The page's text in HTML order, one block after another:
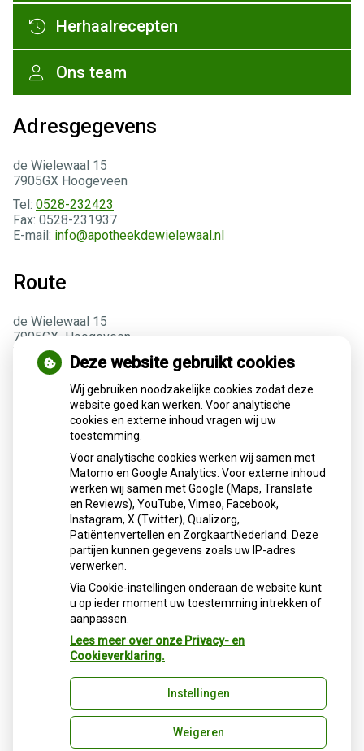
Route
de Wielewaal 15
7905GX Hoogeveen
Tel:0528-232423
E-mail:info@apotheekdewielewaal.nl
Plattegrond
Klik hier voor eenroutebeschrijving met plattegrond.
U heeft geen toestemming gegeven voor
externe inhouddie nodig is om dit te
zien.
Herhaalrecepten
Ons team
Adresgegevens
de Wielewaal 15
7905GX Hoogeveen
Tel: 0528-232423
Fax: 0528-231937
E-mail: info@apotheekdewielewaal.nl
Uw Zorg Online|Beheer
Deze website gebruikt cookies
Wij gebruiken noodzakelijke cookies zodat deze
website goed kan werken. Voor analytische
cookies en externe inhoud vragen wij uw
toestemming.
Voor analytische cookies werken wij samen met
Matomo en Google Analytics. Voor externe inhoud
werken wij samen met Google (Maps, Translate
en Reviews), YouTube, Vimeo, Facebook,
Instagram, X (Twitter), Qualizorg,
Patiëntenvertellen en ZorgkaartNederland. Deze
partijen kunnen gegevens zoals uw IP-adres
verwerken.
Via Cookie-instellingen onderaan de website kunt
u op ieder moment uw toestemming intrekken of
aanpassen.
Lees meer over onze Privacy- en
Cookieverklaring.
Instellingen
Weigeren